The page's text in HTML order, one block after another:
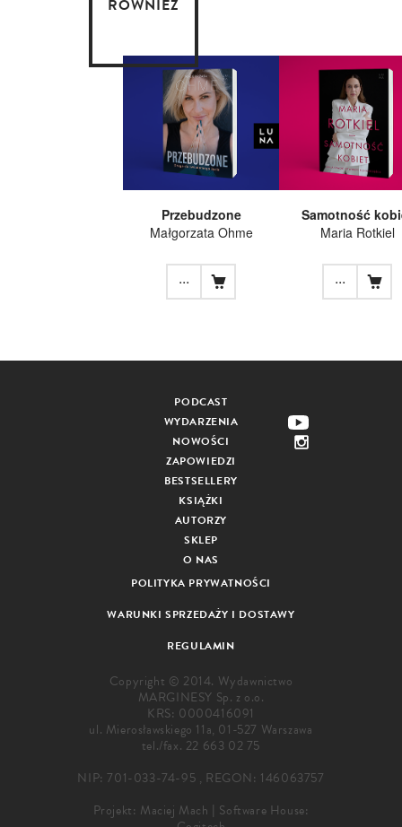
RÓWNIEŻ
Przebudzone
Małgorzata Ohme
...
Samotność
Maria Rotkiel
...
PODCAST
WYDARZENIA
NOWOŚCI
ZAPOWIEDZI
BESTSELLERY
KSIĄŻKI
AUTORZY
SKLEP
O NAS
POLITYKA PRYWATNOŚCI
WARUNKI SPRZEDAŻY I DOSTAWY
REGULAMIN
Copyright © 2014. Wydawnictwo
MARGINESY Sp. z o.o.
KRS: 0000416091
ul. Mierosławskiego 11a, 01-527 Warszawa
tel./fax. 22 663 02 75
NIP: 701-033-74-95 , REGON: 146063757
Projekt: Maciej Mach | Software House: